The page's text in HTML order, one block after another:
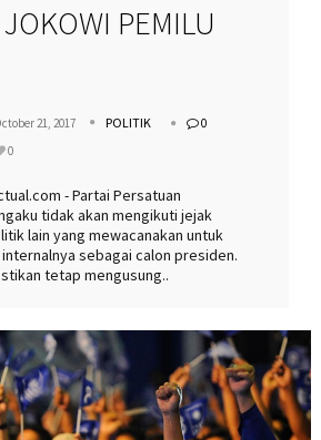
PEMILU
21, 2017 POLITIK
0
0
- Partai Persatuan
tidak akan mengikuti jejak
lain yang mewacanakan untuk
sebagai calon presiden.
tetap mengusung..